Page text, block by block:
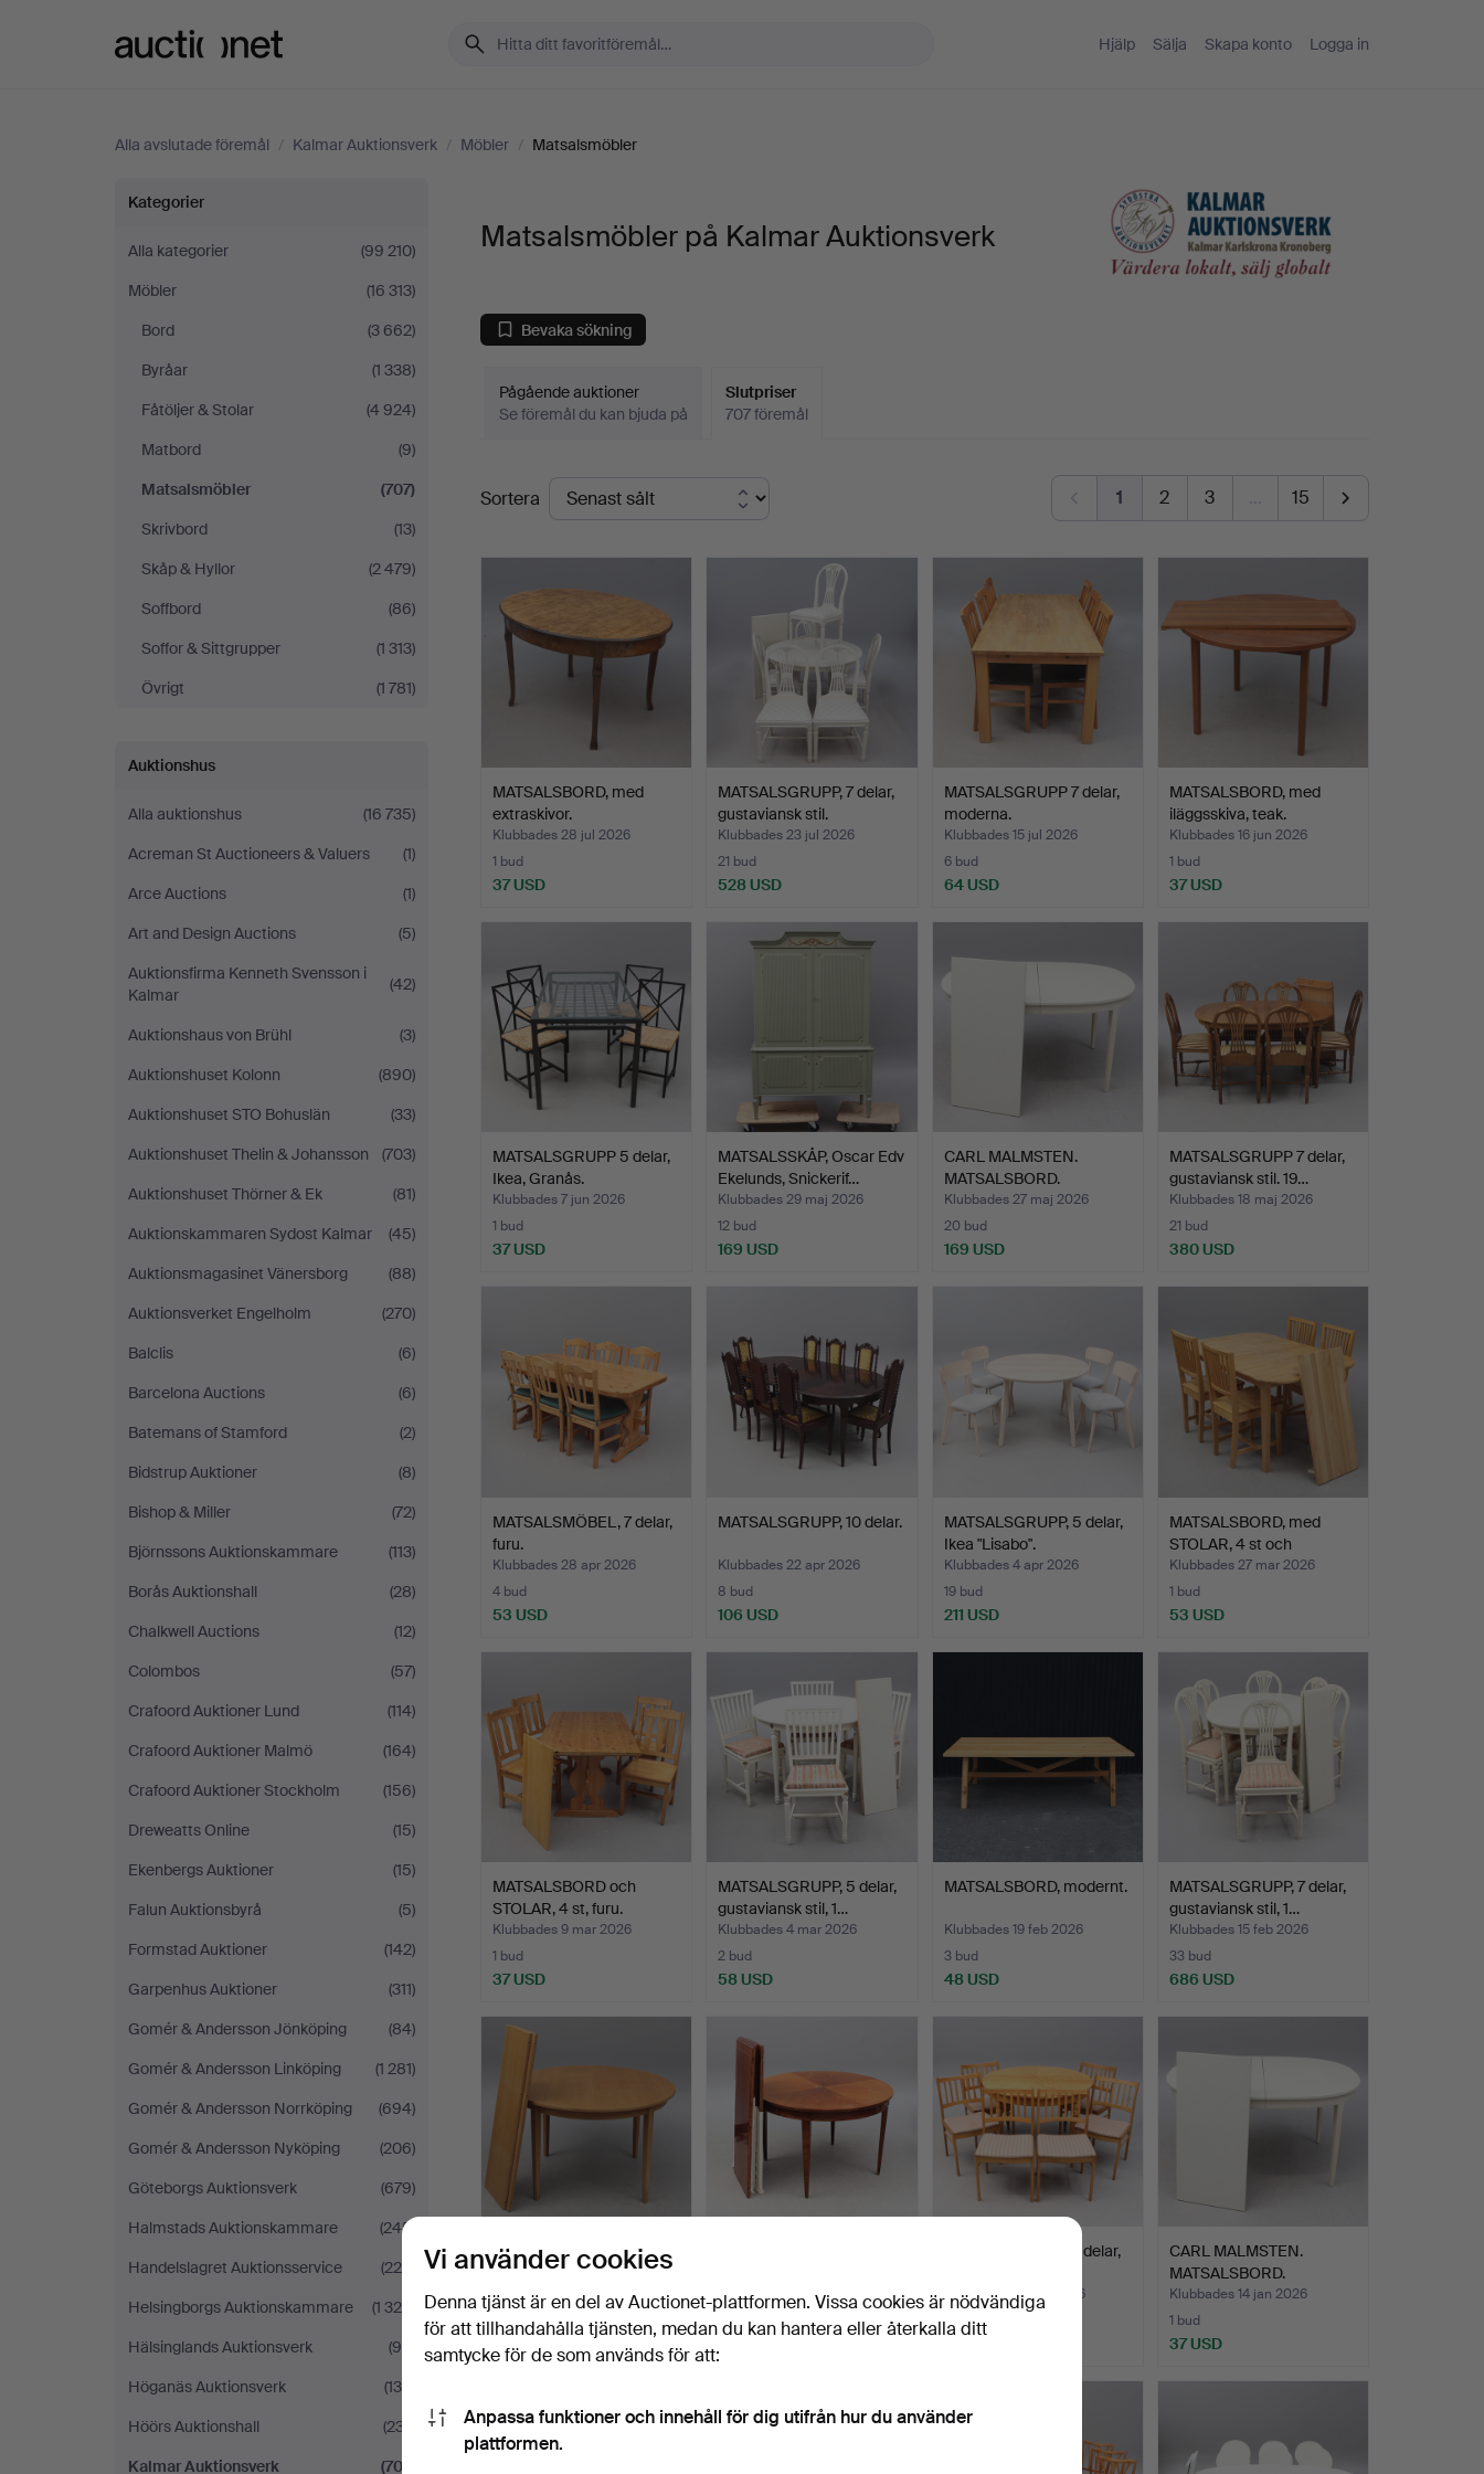
Hjälp Sälja Skapa konto Logga in
Alla avslutade föremål / Kalmar Auktionsverk / Möbler / Matsalsmöbler
Matsalsmöbler
på
Kalmar
Auktionsverk
Kategorier
Alla kategorier
(99 210)
Möbler
(16 313)
Bord
(3 662)
Byråar
(1 338)
Fåtöljer & Stolar
(4 924)
Matbord
(9)
Matsalsmöbler
(707)
Skrivbord
(13)
Skåp & Hyllor
(2 479)
Soffbord
(86)
Soffor & Sittgrupper
(1 313)
Övrigt
(1 781)
Auktionshus
Alla auktionshus
(16 735)
Acreman St Auctioneers & Valuers
(1)
Arce Auctions
(1)
Art and Design Auctions
(5)
Auktionsfirma Kenneth Svensson i
Kalmar
(42)
Auktionshaus von Brühl
(3)
Auktionshuset Kolonn
(890)
Auktionshuset STO Bohuslän
(33)
Auktionshuset Thelin & Johansson
(703)
Auktionshuset Thörner & Ek
(81)
Auktionskammaren Sydost Kalmar
(45)
Auktionsmagasinet Vänersborg
(88)
Auktionsverket Engelholm
(270)
Balclis
(6)
Barcelona Auctions
(6)
Batemans of Stamford
(2)
Bidstrup Auktioner
(8)
Bishop & Miller
(72)
Björnssons Auktionskammare
(113)
Borås Auktionshall
(28)
Chalkwell Auctions
(12)
Colombos
(57)
Crafoord Auktioner Lund
(114)
Crafoord Auktioner Malmö
(164)
Crafoord Auktioner Stockholm
(156)
Dreweatts Online
(15)
Ekenbergs Auktioner
(15)
Falun Auktionsbyrå
(5)
Formstad Auktioner
(142)
Garpenhus Auktioner
(311)
Gomér & Andersson Jönköping
(84)
Gomér & Andersson Linköping
(1 281)
Gomér & Andersson Norrköping
(694)
Gomér & Andersson Nyköping
(206)
Göteborgs Auktionsverk
(679)
Halmstads Auktionskammare
(245)
Handelslagret Auktionsservice
(220)
Helsingborgs Auktionskammare
(1 329)
Hälsinglands Auktionsverk
(99)
Höganäs Auktionsverk
(134)
Höörs Auktionshall
(237)
Kalmar Auktionsverk
(707)
Matsalsmöbler på Kalmar Auktionsverk
Bevaka sökning
Pågående auktioner
Se föremål du kan bjuda på
Slutpriser
707 föremål
Slutpriser
Sortera 1 2 3 … 15
MATSALSBORD, med
extraskivor.
Klubbades 28 jul 2026
1 bud
37 USD
MATSALSGRUPP, 7 delar,
gustaviansk stil.
Klubbades 23 jul 2026
21 bud
528 USD
MATSALSGRUPP 7 delar,
moderna.
Klubbades 15 jul 2026
6 bud
64 USD
MATSALSBORD, med
iläggsskiva, teak.
Klubbades 16 jun 2026
1 bud
37 USD
MATSALSGRUPP 5 delar,
Ikea, Granås.
Klubbades 7 jun 2026
1 bud
37 USD
MATSALSSKÅP, Oscar Edv
Ekelunds, Snickerif…
Klubbades 29 maj 2026
12 bud
169 USD
CARL MALMSTEN.
MATSALSBORD.
Klubbades 27 maj 2026
20 bud
169 USD
MATSALSGRUPP 7 delar,
gustaviansk stil. 19…
Klubbades 18 maj 2026
21 bud
380 USD
MATSALSMÖBEL, 7 delar,
furu.
Klubbades 28 apr 2026
4 bud
53 USD
MATSALSGRUPP, 10 delar.
Klubbades 22 apr 2026
8 bud
106 USD
MATSALSGRUPP, 5 delar,
Ikea "Lisabo".
Klubbades 4 apr 2026
19 bud
211 USD
MATSALSBORD, med
STOLAR, 4 st och
iläggssk…
Klubbades 27 mar 2026
1 bud
53 USD
MATSALSBORD och
STOLAR, 4 st, furu.
Klubbades 9 mar 2026
1 bud
37 USD
MATSALSGRUPP, 5 delar,
gustaviansk stil, 1…
Klubbades 4 mar 2026
2 bud
58 USD
MATSALSBORD, modernt.
Klubbades 19 feb 2026
3 bud
48 USD
MATSALSGRUPP, 7 delar,
gustaviansk stil, 1…
Klubbades 15 feb 2026
33 bud
686 USD
MATSALSBORD, med
iläggsskivor 2 st.
Klubbades 7 feb 2026
9 bud
86 USD
Klubbades 4 feb 2026
1 bud
MATSALSGRUPP, 7 delar,
Klubbades 26 jan 2026
25 bud
CARL MALMSTEN.
MATSALSBORD.
Klubbades 14 jan 2026
1 bud
37 USD
Vi använder cookies
Denna tjänst är en del av Auctionet-plattformen. Vissa cookies är nödvändiga
för att tillhandahålla tjänsten, medan du kan hantera eller återkalla ditt
samtycke för de som används för att:
Anpassa funktioner och innehåll för dig utifrån hur du använder
plattformen.